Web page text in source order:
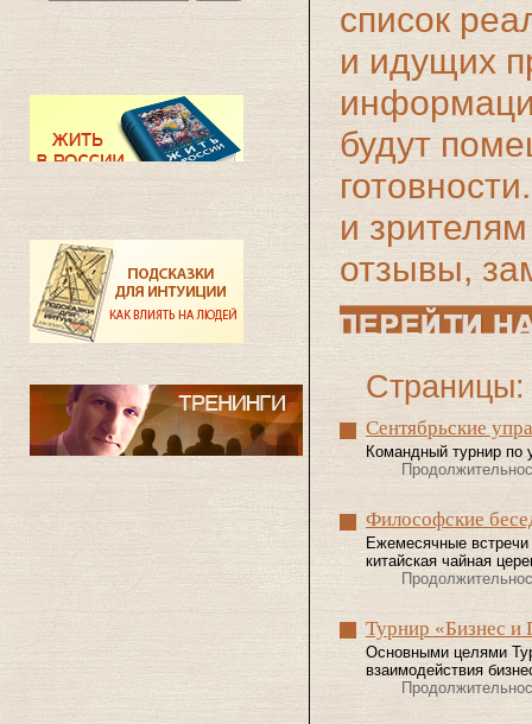
список
и идущих
будут
и
отзывы,
Страницы:
Сентябрьские
Командный турнир по
Философские
Ежемесячные
китайская чайная
Турнир «Бизнес и
Основными целями
взаимодействия